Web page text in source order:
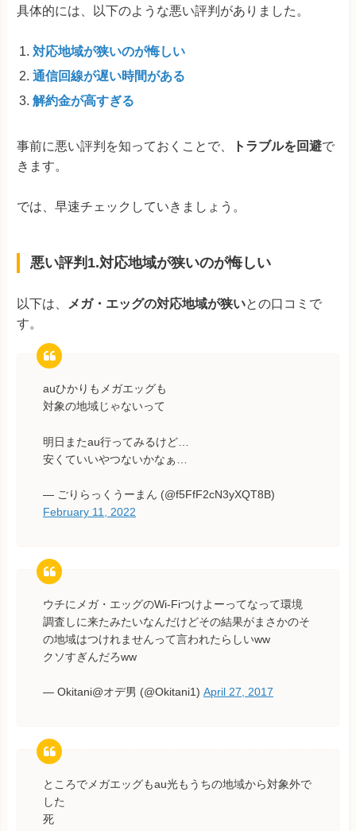
具体的には、以下のような悪い評判がありました。
対応地域が狭いのが悔しい
通信回線が遅い時間がある
解約金が高すぎる
事前に悪い評判を知っておくことで、 トラブルを回避で
きます。
では、早速チェックしていきましょう。
悪い評判1.対応地域が狭いのが悔しい
以下は、 メガ・エッグの対応地域が狭いとの口コミで
す。
auひかりもメガエッグも
対象の地域じゃないって
明日またau行ってみるけど…
安くていいやつないかなぁ…
— ごりらっくうーまん (@f5FfF2cN3yXQT8B)
February 11, 2022
ウチにメガ・エッグのWi-Fiつけよーってなって環境
調査しに来たみたいなんだけどその結果がまさかのそ
の地域はつけれませんって言われたらしいww
クソすぎんだろww
— Okitani@オデ男 (@Okitani1) April 27, 2017
ところでメガエッグもau光もうちの地域から対象外で
した
死